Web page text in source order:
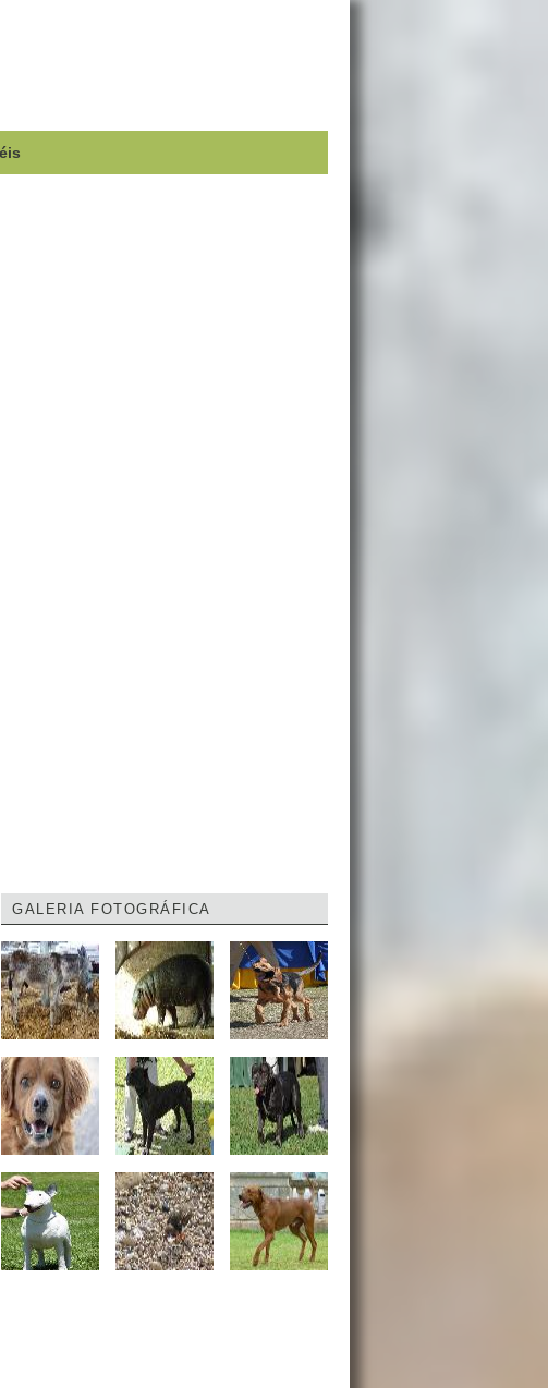
GALERIA FOTOGRÁFICA